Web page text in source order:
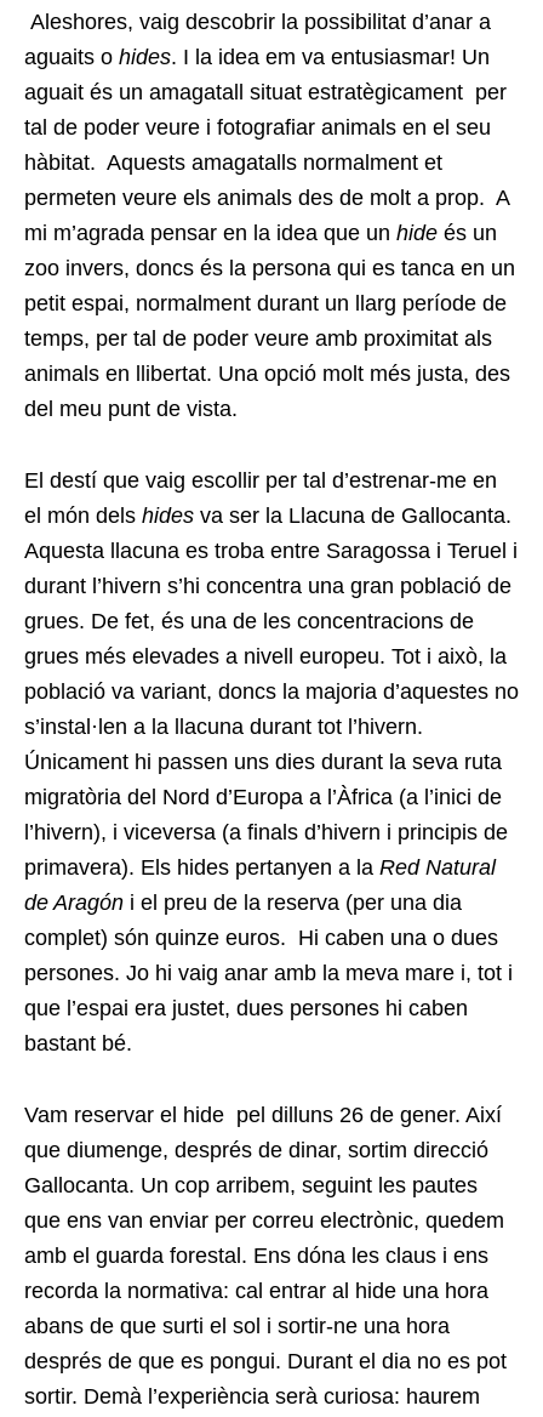
Aleshores, vaig descobrir la possibilitat d’anar a
aguaits o hides. I la idea em va entusiasmar! Un
aguait és un amagatall situat estratègicament per
tal de poder veure i fotografiar animals en el seu
hàbitat. Aquests amagatalls normalment et
permeten veure els animals des de molt a prop. A
mi m’agrada pensar en la idea que un hide és un
zoo invers, doncs és la persona qui es tanca en un
petit espai, normalment durant un llarg període de
temps, per tal de poder veure amb proximitat als
animals en llibertat. Una opció molt més justa, des
del meu punt de vista.
El destí que vaig escollir per tal d’estrenar-me en
el món dels hides va ser la Llacuna de Gallocanta.
Aquesta llacuna es troba entre Saragossa i Teruel i
durant l’hivern s’hi concentra una gran població de
grues. De fet, és una de les concentracions de
grues més elevades a nivell europeu. Tot i això, la
població va variant, doncs la majoria d’aquestes no
s’instal·len a la llacuna durant tot l’hivern.
Únicament hi passen uns dies durant la seva ruta
migratòria del Nord d’Europa a l’Àfrica (a l’inici de
l’hivern), i viceversa (a finals d’hivern i principis de
primavera). Els hides pertanyen a la Red Natural
de Aragón i el preu de la reserva (per una dia
complet) són quinze euros. Hi caben una o dues
persones. Jo hi vaig anar amb la meva mare i, tot i
que l’espai era justet, dues persones hi caben
bastant bé.
Vam reservar el hide pel dilluns 26 de gener. Així
que diumenge, després de dinar, sortim direcció
Gallocanta. Un cop arribem, seguint les pautes
que ens van enviar per correu electrònic, quedem
amb el guarda forestal. Ens dóna les claus i ens
recorda la normativa: cal entrar al hide una hora
abans de que surti el sol i sortir-ne una hora
després de que es pongui. Durant el dia no es pot
sortir. Demà l’experiència serà curiosa: haurem